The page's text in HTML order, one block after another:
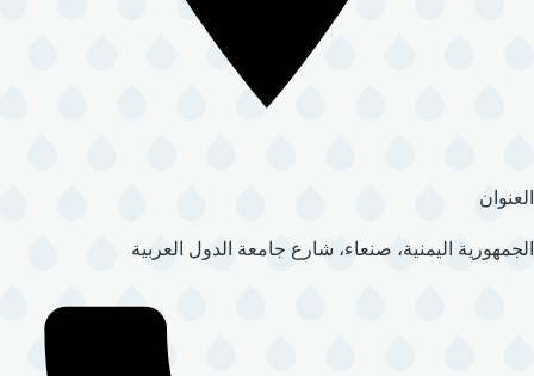
العنوان
الجمهورية اليمنية، صنعاء، شارع جامعة الدول العربية